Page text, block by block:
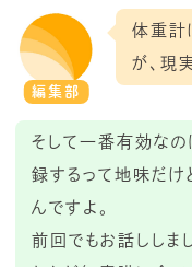
編集部
体重計
が、現
そして一番有効なの
録するって地味だけ
んですよ。
前回でもお話ししま